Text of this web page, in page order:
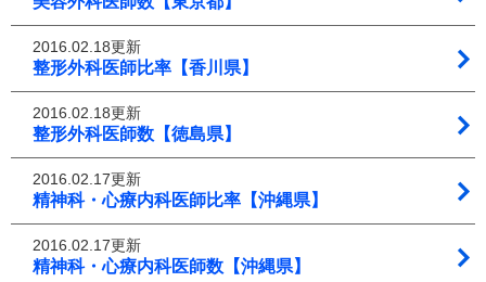
2016.02.18更新
整形外科医師比率【香川県】
2016.02.18更新
整形外科医師数【徳島県】
2016.02.17更新
精神科・心療内科医師比率【沖縄県】
2016.02.17更新
精神科・心療内科医師数【沖縄県】